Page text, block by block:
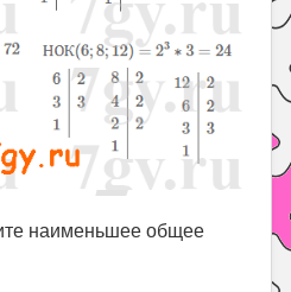
наименьшее общее